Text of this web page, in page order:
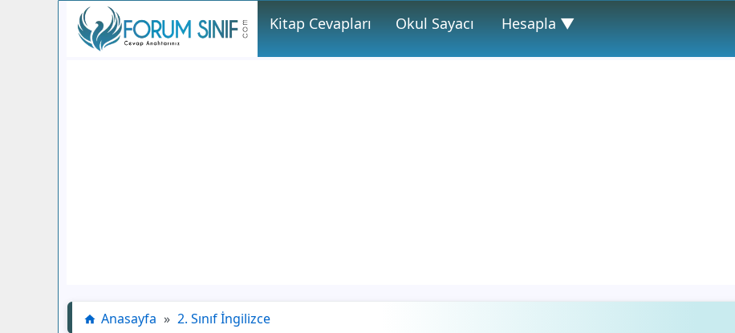
Kitap Cevapları Okul Sayacı Hesapla ▼
Anasayfa » 2. Sınıf İngilizce